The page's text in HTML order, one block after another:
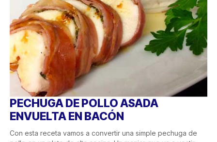
PECHUGA DE POLLO ASADA
ENVUELTA EN BACÓN
Con esta receta vamos a convertir una simple pechuga de